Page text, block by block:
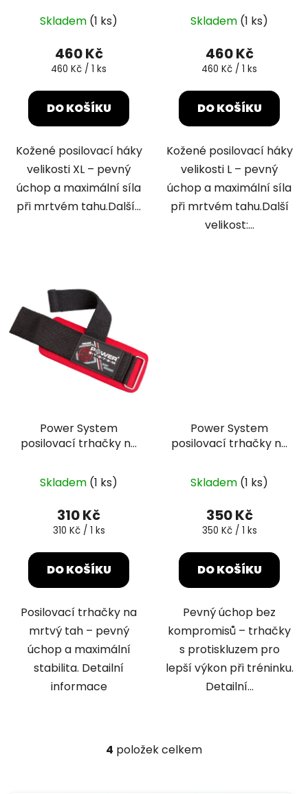
oranžové XL
Skladem (1 ks)
460 Kč
Měrná
460 Kč / 1 ks
DO KOŠÍKU
Kožené posilovací háky
velikosti XL – pevný
úchop a maximální síla
při mrtvém tahu.Další...
oranžové L
Skladem (1 ks)
460 Kč
Měrná
460 Kč / 1 ks
DO KOŠÍKU
Kožené posilovací háky
velikosti L – pevný
úchop a maximální síla
při mrtvém tahu.Další
velikost:...
Power System
posilovací trhačky na
černé
Skladem (1 ks)
310 Kč
Měrná
310 Kč / 1 ks
DO KOŠÍKU
Posilovací trhačky na
mrtvý tah – pevný
úchop a maximální
stabilita. Detailní
informace
Power System
posilovací trhačky na
červené
Skladem (1 ks)
350 Kč
Měrná
350 Kč / 1 ks
DO KOŠÍKU
Pevný úchop bez
kompromisů – trhačky
s protiskluzem pro
lepší výkon při tréninku.
Detailní...
O
4 položek celkem